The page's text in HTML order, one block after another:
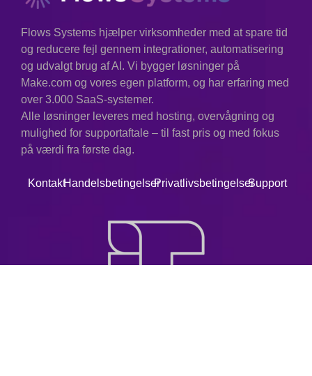
Flows Systems hjælper virksomheder med at spare tid
og reducere fejl gennem integrationer, automatisering
og udvalgt brug af AI. Vi bygger løsninger på
Make.com og vores egen platform, og har erfaring med
over 3.000 SaaS-systemer.
Alle løsninger leveres med hosting, overvågning og
mulighed for supportaftale – til fast pris og med fokus
på værdi fra første dag.
KontaktHandelsbetingelserPrivatlivsbetingelserSupport